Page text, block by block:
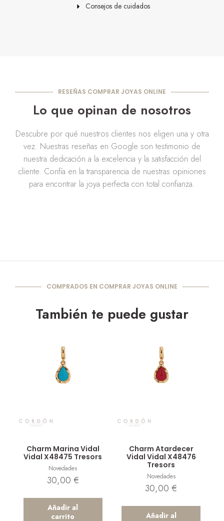
Consejos de cuidados
RESEÑAS COMPRAR JOYAS ONLINE
Lo que opinan de nosotros
Descubre por qué nuestros clientes nos eligen una y otra
vez. Nuestras reseñas en Google son testimonio de
nuestra dedicación a la excelencia y la satisfacción del
cliente. Confía en la transparencia de nuestras opiniones
para encontrar la joya perfecta con total confianza.
COMPRADOS EN COMPRAR JOYAS ONLINE
También te puede gustar
Charm Marina Vidal
Vidal X48475 Tresors
Novedades
30,00 €
Añadir al
carrito
Charm Atardecer
Vidal Vidal X48476
Tresors
Novedades
30,00€
Añadir al